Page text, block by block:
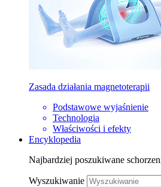
Zasada działania magnetoterapii
Podstawowe wyjaśnienie
Technologia
Właściwości i efekty
Encyklopedia
Najbardziej poszukiwane
Wyszukiwanie